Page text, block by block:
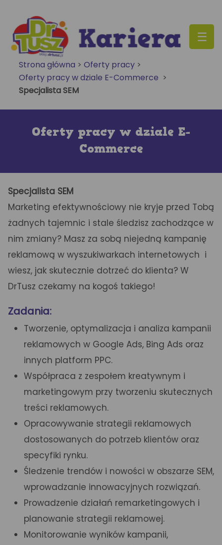
content
Strona główna >Oferty pracy >
Oferty pracy w dziale E-Commerce >
Specjalista SEM
Oferty pracy w dziale E-
Commerce
Specjalista SEM
Marketing efektywnościowy nie kryje przed Tobą
żadnych tajemnic i stale śledzisz zachodzące w
nim zmiany? Masz za sobą niejedną kampanię
reklamową w wyszukiwarkach internetowych i
wiesz, jak skutecznie dotrzeć do klienta? W
DrTusz czekamy na kogoś takiego!
Zadania:
Tworzenie, optymalizacja i analiza kampanii
reklamowych w Google Ads, Bing Ads oraz
innych platform PPC.
Współpraca z zespołem kreatywnym i
marketingowym przy tworzeniu skutecznych
treści reklamowych.
Opracowywanie strategii reklamowych
dostosowanych do potrzeb klientów oraz
specyfiki rynku.
Śledzenie trendów i nowości w obszarze SEM,
wprowadzanie innowacyjnych rozwiązań.
Prowadzenie działań remarketingowych i
planowanie strategii reklamowej.
Monitorowanie wyników kampanii,